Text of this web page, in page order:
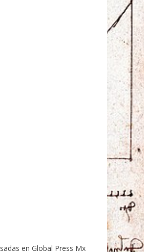
en Global Press Mx